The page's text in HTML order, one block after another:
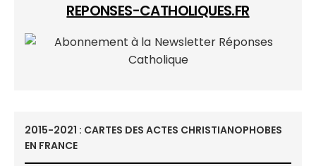
REPONSES-CATHOLIQUES.FR
2015-2021 : CARTES DES ACTES CHRISTIANOPHOBES
EN FRANCE